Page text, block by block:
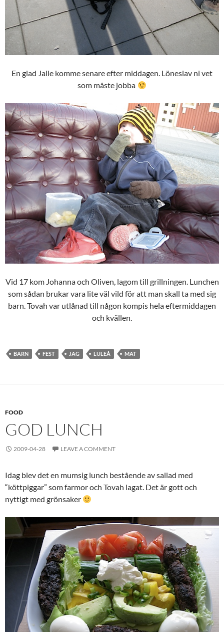
En glad Jalle komme senare efter middagen. Löneslav ni vet
som måste jobba
Vid 17 kom Johanna och Oliven, lagom till grillningen. Lunchen
som sådan brukar vara lite väl vild för att man skall ta med sig
barn. Tovah var utlånad till någon kompis hela eftermiddagen
och kvällen.
BARN FEST JAG LULEÅ MAT
FOOD
GOD LUNCH
2009-04-28 LEAVE A COMMENT
Idag blev det en mumsig lunch bestående av sallad med
“köttpiggar” som farmor och Tovah lagat. Det är gott och
nyttigt med grönsaker